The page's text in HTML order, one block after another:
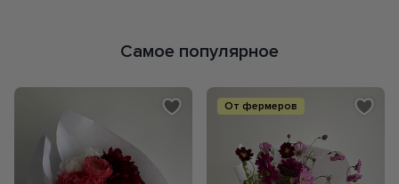
Самое популярное
От фермеров